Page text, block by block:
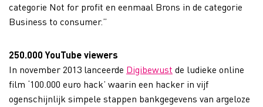
categorie Not for profit en eenmaal Brons in de categorie
Business to consumer.”
250.000 YouTube viewers
In november 2013 lanceerde Digibewust de ludieke online
film ‘100.000 euro hack’ waarin een hacker in vijf
ogenschijnlijk simpele stappen bankgegevens van argeloze